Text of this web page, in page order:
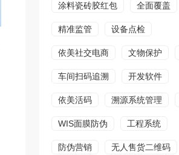
涂料瓷砖胶红包 全面覆盖
精准监管 设备点检
依美社交电商 文物保护
车间扫码追溯 开发软件
依美活码 溯源系统管理
WIS面膜防伪 工程系统
防伪营销 无人售货二维码